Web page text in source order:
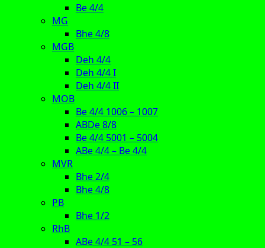
Be 4/4
MG
Bhe 4/8
MGB
Deh 4/4
Deh 4/4 I
Deh 4/4 II
MOB
Be 4/4 1006 – 1007
ABDe 8/8
Be 4/4 5001 – 5004
ABe 4/4 – Be 4/4
MVR
Bhe 2/4
Bhe 4/8
PB
Bhe 1/2
RhB
ABe 4/4 51 – 56